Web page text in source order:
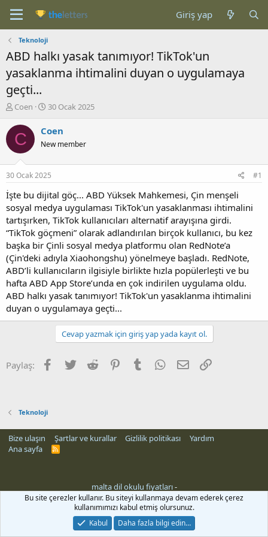
Giriş yap
Teknoloji
ABD halkı yasak tanımıyor! TikTok'un
yasaklanma ihtimalini duyan o uygulamaya
geçti...
K
n
b
u
u
b
a
l
a
t
a
n
Coen
B
ş
a
g
ı
ç
a
r
i
h
i
30 Ocak 2025
C Coen
New member
30 Ocak 2025 #1
İşte bu dijital göç... ABD Yüksek Mahkemesi, Çin menşeli
sosyal medya uygulaması TikTok'un yasaklanması ihtimalini
tartışırken, TikTok kullanıcıları alternatif arayışına girdi.
“TikTok göçmeni” olarak adlandırılan birçok kullanıcı, bu kez
başka bir Çinli sosyal medya platformu olan RedNote’a
(Çin'deki adıyla Xiaohongshu) yönelmeye başladı. RedNote,
ABD’li kullanıcıların ilgisiyle birlikte hızla popülerleşti ve bu
hafta ABD App Store’unda en çok indirilen uygulama oldu.
ABD halkı yasak tanımıyor! TikTok'un yasaklanma ihtimalini
duyan o uygulamaya geçti...
Cevap yazmak için giriş yap yada kayıt ol.
Paylaş: Facebook
Twitter Reddit PinterestTumblr WhatsApp
E-posta
Teknoloji
Bize ulaşın Şartlar ve kurallar Gizlilik politikası
Yardım
Ana sayfa
R
malta dil okulu fiyatları-
Bu site çerezler kullanır. Bu siteyi kullanmaya devam ederek çerez
kullanımımızı kabul etmiş olursunuz.
Kabul
Daha fazla bilgi edin…